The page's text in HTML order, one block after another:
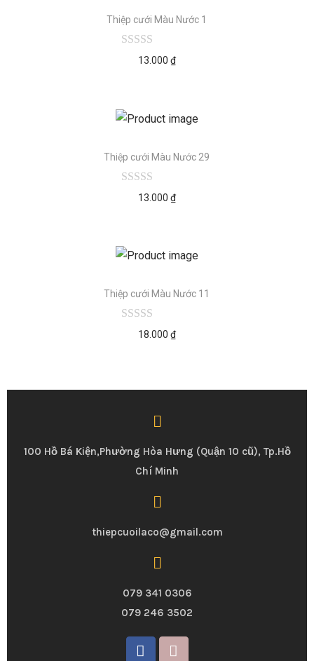
Thiệp cưới Màu Nước 1
13.000 ₫
Thiệp cưới Màu Nước 29
13.000 ₫
Thiệp cưới Màu Nước 11
18.000 ₫
100 Hồ Bá Kiện,Phường Hòa Hưng (Quận 10 cũ), Tp.Hồ
Chí Minh
thiepcuoilaco@gmail.com
079 341 0306
079 246 3502